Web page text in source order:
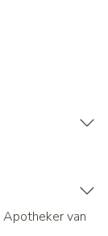
Apotheker van